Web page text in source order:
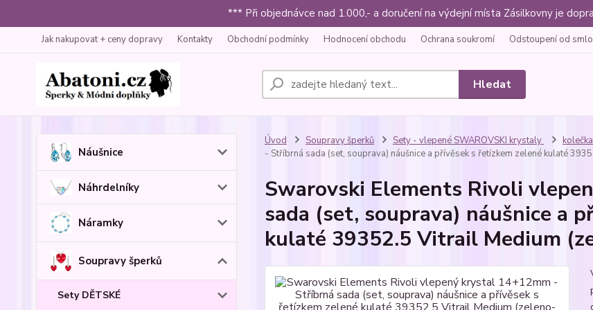
*** Při objednávce nad 1.000,- a doručení na výdejní místa Zásilkovny je
Jak nakupovat + ceny dopravy Kontakty Obchodní podmínky Hodnocení obchodu Ochrana soukromí Odstoupení od
Hledat
Náušnice
Náhrdelníky
Náramky
Soupravy šperků
Sety DĚTSKÉ
Úvod Soupravy šperků Sety - vlepené SWAROVSKI krystaly
- Stříbrná sada (set, souprava) náušnice a přívěsek s řetízkem zelené kulaté
Swarovski Elements Rivoli
sada (set, souprava) náušnice a
kulaté 39352.5 Vitrail Medium